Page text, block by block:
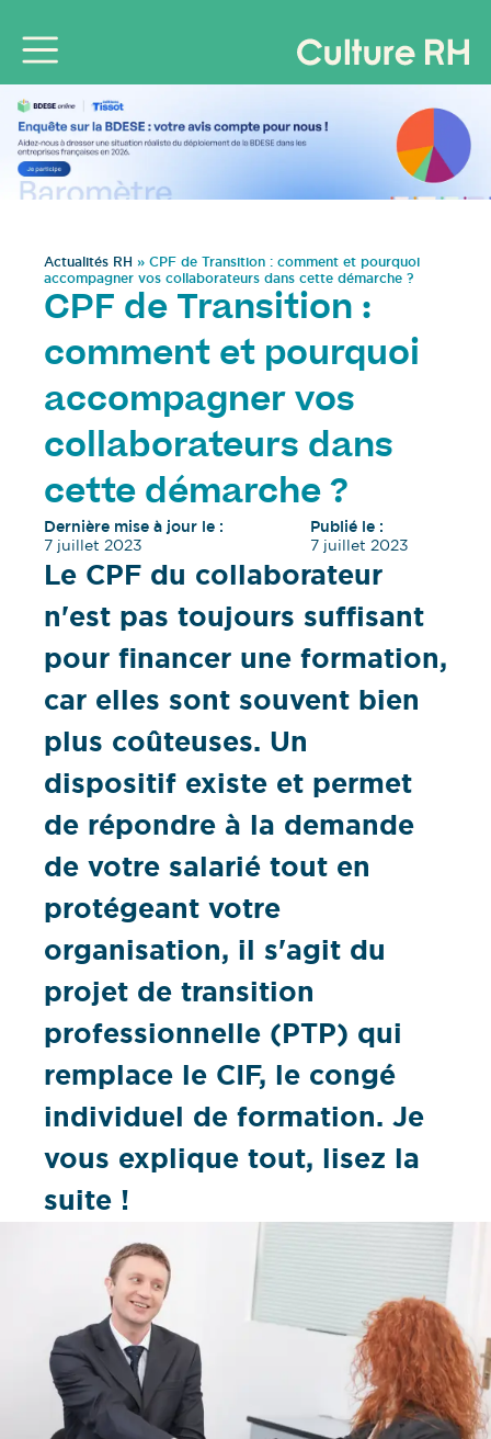
Actualités RH » CPF de Transition : comment et pourquoi
accompagner vos collaborateurs dans cette démarche ?
CPF de Transition :
comment et pourquoi
accompagner vos
collaborateurs dans
cette démarche ?
Dernière mise à jour le :
7 juillet 2023
Publié le :
7 juillet 2023
Le CPF du collaborateur
n'est pas toujours suffisant
pour financer une formation,
car elles sont souvent bien
plus coûteuses. Un
dispositif existe et permet
de répondre à la demande
de votre salarié tout en
protégeant votre
organisation, il s'agit du
projet de transition
professionnelle (PTP) qui
remplace le CIF, le congé
individuel de formation. Je
vous explique tout, lisez la
suite !